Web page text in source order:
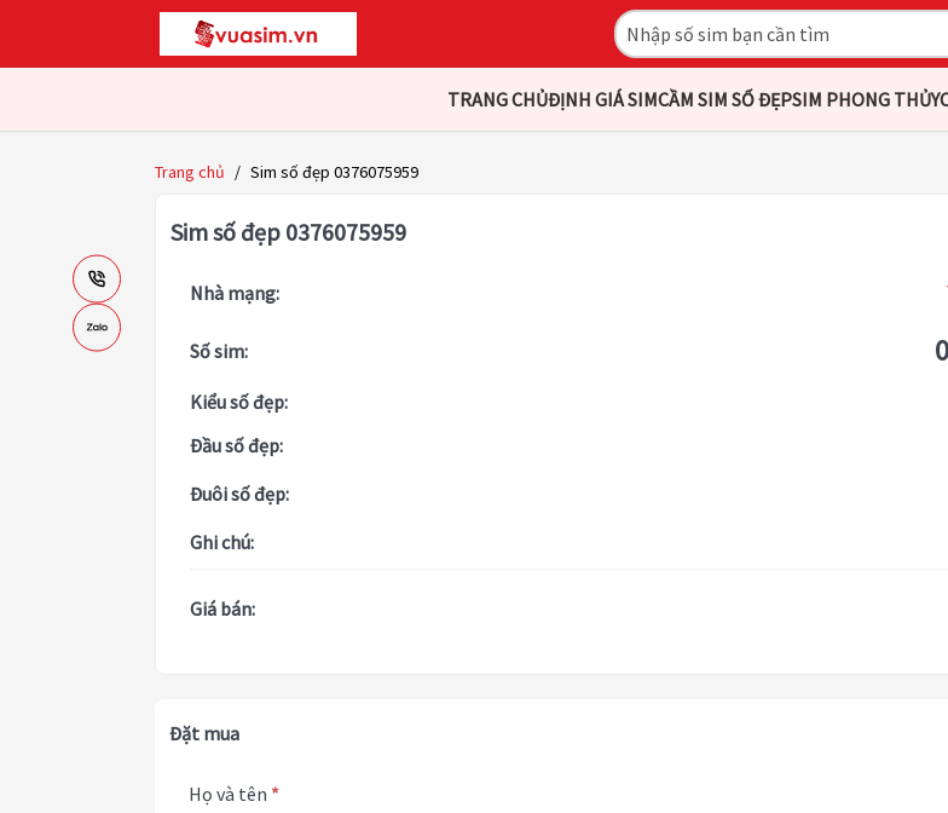
TRANG CHỦĐỊNH GIÁ SIMCẦM SIM SỐ ĐẸPSIM PHONG THỦY
Trang chủ / Sim số đẹp 0376075959
Sim số đẹp 0376075959
Nhà mạng:
Số sim:
Kiểu số đẹp:
Đầu số đẹp:
Đuôi số đẹp:
Ghi chú:
Giá bán:
Đặt mua
Họ và tên *